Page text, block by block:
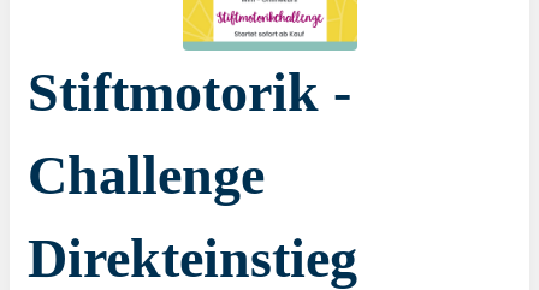
Stiftmotorik -
Challenge
Direkteinstieg